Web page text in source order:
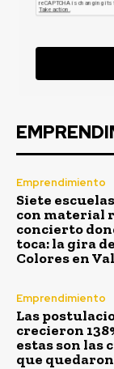
Emprendimiento
Siete
con material
concierto
toca: la gira
Colores en
Emprendimiento
Las
crecieron
estas son las
que